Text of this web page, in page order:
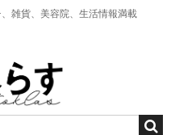
雑貨、美容院、生活情報満載